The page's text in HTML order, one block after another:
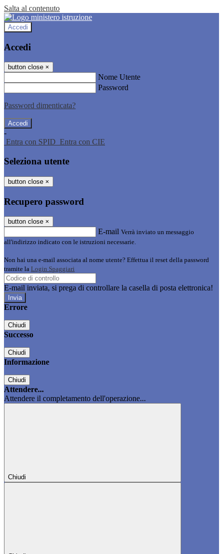
Salta al contenuto
Accedi
Accedi
button close ×
Nome Utente
Password
Password dimenticata?
-
Entra con SPID Entra con CIE
Seleziona utente
button close ×
Recupero password
button close ×
E-mail Verrà inviato un messaggio
all'indirizzo indicato con le istruzioni necessarie.
Non hai una e-mail associata al nome utente? Effettua il reset della password
tramite la Login Spaggiari
E-mail inviata, si prega di controllare la casella di posta elettronica!
Errore
Chiudi
Successo
Chiudi
Informazione
Chiudi
Attendere...
Attendere il completamento dell'operazione...
Chiudi